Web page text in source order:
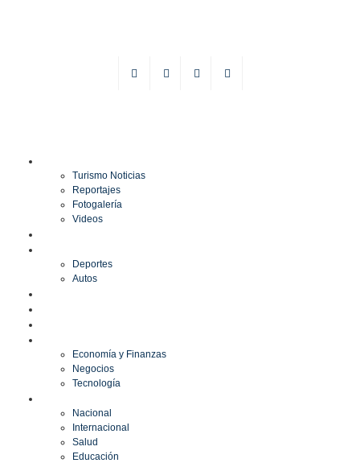
Turismo Noticias
Reportajes
Fotogalería
Videos
Deportes
Autos
Economía y Finanzas
Negocios
Tecnología
Nacional
Internacional
Salud
Educación